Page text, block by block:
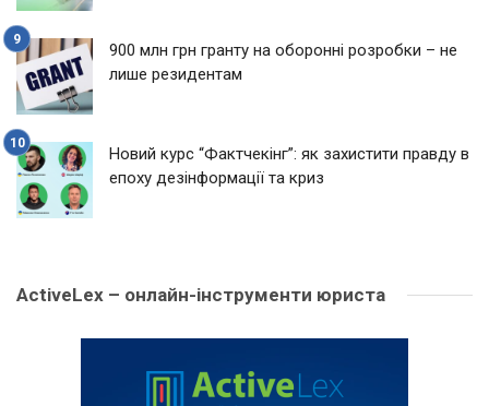
900 млн грн гранту на оборонні розробки – не
лише резидентам
Новий курс “Фактчекінг”: як захистити правду в
епоху дезінформації та криз
ActiveLex – онлайн-інструменти юриста